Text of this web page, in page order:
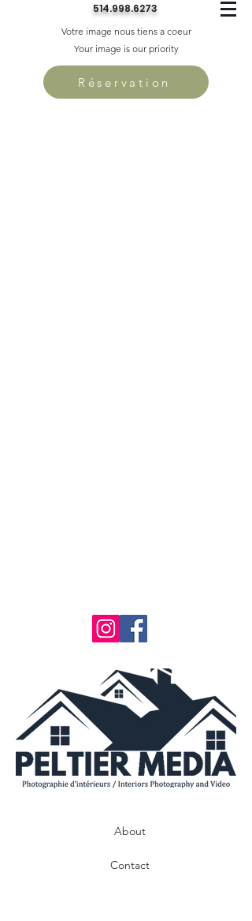
514.998.6273
Votre image nous tiens a coeur
Your image is our priority
Réservation
About
Contact